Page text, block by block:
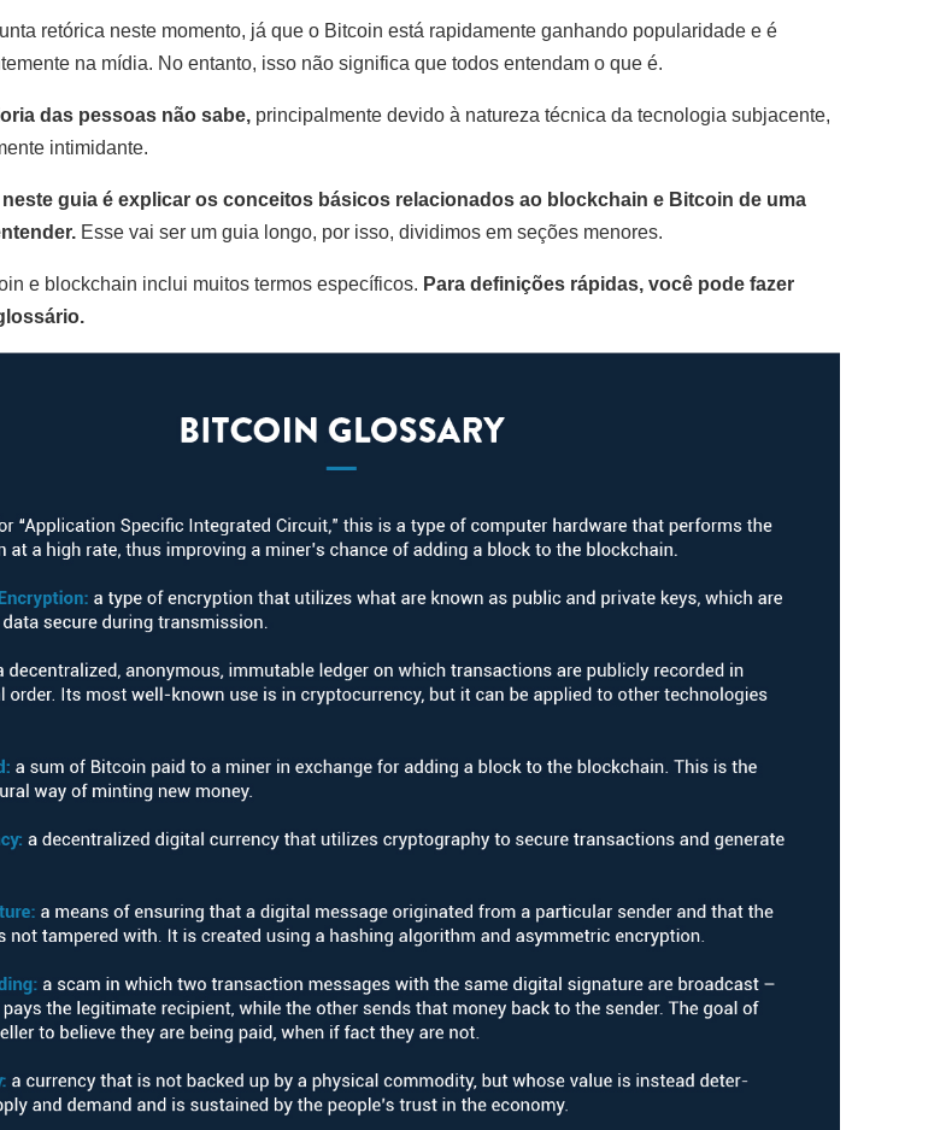
retórica neste momento, já que o Bitcoin está rapidamente ganhando popularidade e é
na mídia. No entanto, isso não significa que todos entendam o que é.
das pessoas não sabe, principalmente devido à natureza técnica da tecnologia subjacente,
intimidante.
guia é explicar os conceitos básicos relacionados ao blockchain e Bitcoin de uma
Esse vai ser um guia longo, por isso, dividimos em seções menores.
e blockchain inclui muitos termos específicos. Para definições rápidas, você pode fazer